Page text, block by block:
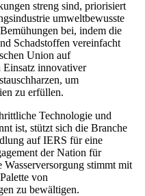
streng sind, priorisiert
umweltbewusste
bei, indem die
Schadstoffen vereinfacht
Union auf
Einsatz innovativer
um
zu erfüllen.
Technologie und
ist, stützt sich die Branche
auf IERS für eine
der Nation für
stimmt mit
von
zu bewältigen.